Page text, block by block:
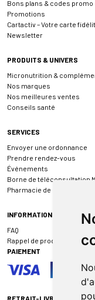
Bons plans & codes promo
Promotions
Cartactiv – Votre carte
Newsletter
PRODUITS & UNIVERS
Micronutrition &
Nos marques
Nos meilleures ventes
Conseils santé
SERVICES
Envoyer une ordonnance
Prendre rendez-vous
Événements
Borne de téléconsultation
Pharmacie de garde
INFORMATIONS
FAQ
Rappel de produit
PAIEMENT
RETRAIT-LIVRAISON